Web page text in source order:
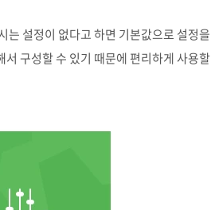
는 설정이 없다고 하면 기본값으로 설정을
구성할 수 있기 때문에 편리하게 사용할